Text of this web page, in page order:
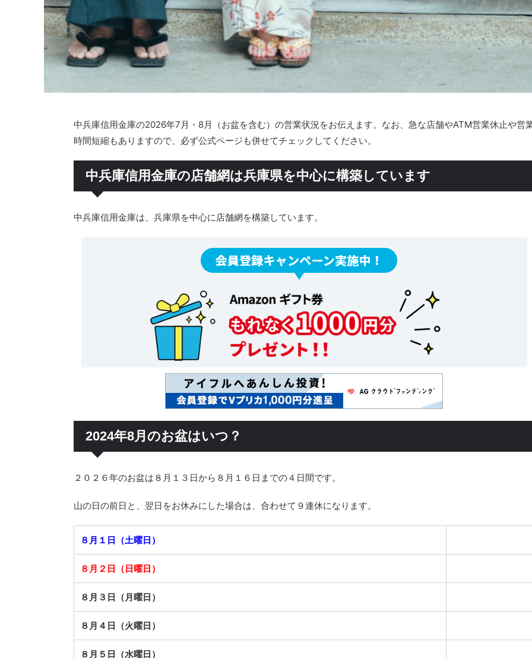
中兵庫信用金庫の2026年7月・8月（お盆を含む）の営業状況をお伝えます。なお、急な店舗やATM営業休止や営
時間短縮もありますので、必ず公式ページも併せてチェックしてください。
中兵庫信用金庫の店舗網は兵庫県を中心に構築しています
中兵庫信用金庫は、兵庫県を中心に店舗網を構築しています。
2024年8月のお盆はいつ？
２０２６年のお盆は８月１３日から８月１６日までの４日間です。
山の日の前日と、翌日をお休みにした場合は、合わせて９連休になります。
８月１日（土曜日）
８月２日（日曜日）
８月３日（月曜日）
８月４日（火曜日）
８月５日（水曜日）